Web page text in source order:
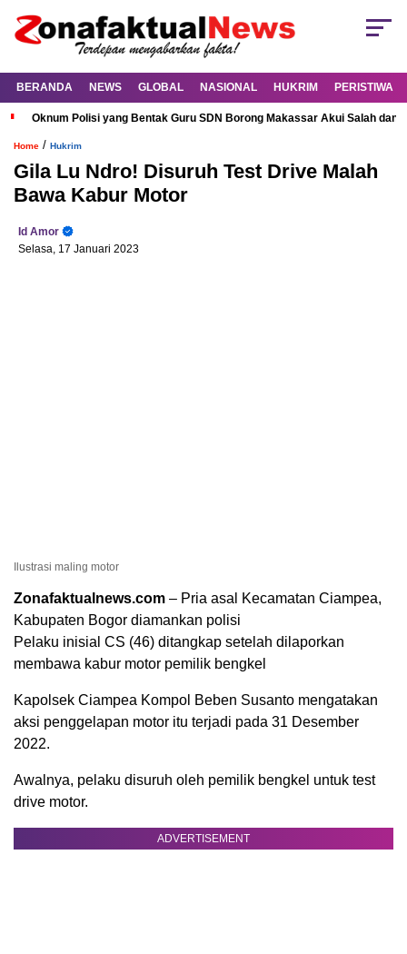
BERANDA NEWS GLOBAL NASIONAL HUKRIM PERISTIWA
Oknum Polisi yang Bentak Guru SDN Borong Makassar Akui Salah dan
Home / Hukrim
Gila Lu Ndro! Disuruh Test Drive Malah
Bawa Kabur Motor
Id Amor
Selasa, 17 Januari 2023
Ilustrasi maling motor
Zonafaktualnews.com – Pria asal Kecamatan Ciampea,
Kabupaten Bogor diamankan polisi
Pelaku inisial CS (46) ditangkap setelah dilaporkan
membawa kabur motor pemilik bengkel
Kapolsek Ciampea Kompol Beben Susanto mengatakan
aksi penggelapan motor itu terjadi pada 31 Desember
2022.
Awalnya, pelaku disuruh oleh pemilik bengkel untuk test
drive motor.
ADVERTISEMENT